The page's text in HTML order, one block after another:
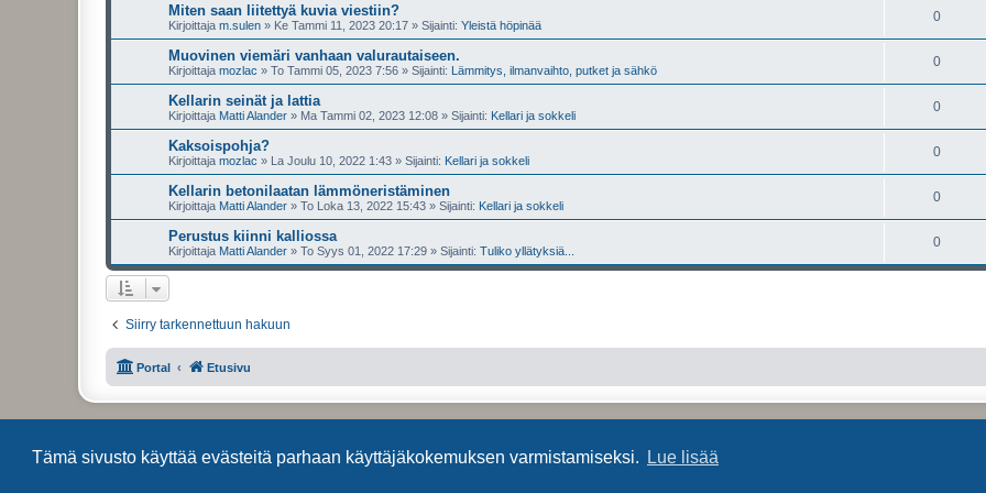
Tämä sivusto käyttää evästeitä parhaan käyttäjäkokemuksen varmistamiseksi. Lue lisää
Miten saan liitettyä kuvia viestiin?
Kirjoittaja m.sulen » Ke Tammi 11, 2023 20:17 » Sijainti: Yleistä höpinää
0
Muovinen viemäri vanhaan valurautaiseen.
Kirjoittaja mozlac » To Tammi 05, 2023 7:56 » Sijainti: Lämmitys, ilmanvaihto, putket ja sähkö
0
Kellarin seinät ja lattia
Kirjoittaja Matti Alander » Ma Tammi 02, 2023 12:08 » Sijainti: Kellari ja sokkeli
0
Kaksoispohja?
Kirjoittaja mozlac » La Joulu 10, 2022 1:43 » Sijainti: Kellari ja sokkeli
0
Kellarin betonilaatan lämmöneristäminen
Kirjoittaja Matti Alander » To Loka 13, 2022 15:43 » Sijainti: Kellari ja sokkeli
0
Perustus kiinni kalliossa
Kirjoittaja Matti Alander » To Syys 01, 2022 17:29 » Sijainti: Tuliko yllätyksiä...
0
Siirry tarkennettuun hakuun
Portal Etusivu
Keskustelufoorumin ohjelmistophpBB® Forum Software © phpBB Limited
Yksityisyys